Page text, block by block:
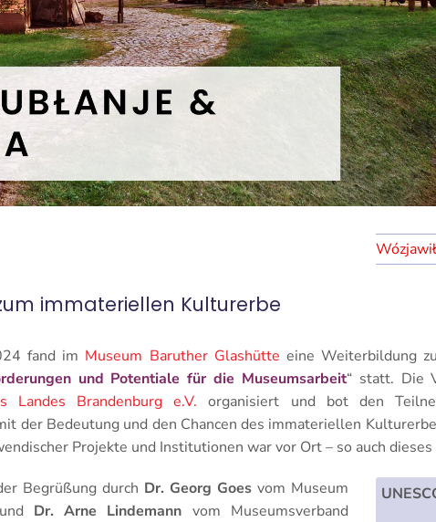
immateriellen Kulturerbe
fand im Museum Baruther Glashütte eine Weiterbildung
und Potentiale für die Museumsarbeit“ statt. Die
Landes Brandenburg e.V. organisiert und bot den
der Bedeutung und den Chancen des immateriellen
Projekte und Institutionen war vor Ort – so auch
Begrüßung durch Dr. Georg Goesvom Museum
Dr. Arne Lindemann vom Museumsverband